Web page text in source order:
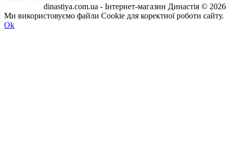
dinastiya.com.ua - Інтернет-магазин Династія © 2026
Ми використовуємо файли Cookie для коректної роботи сайту.
Ok